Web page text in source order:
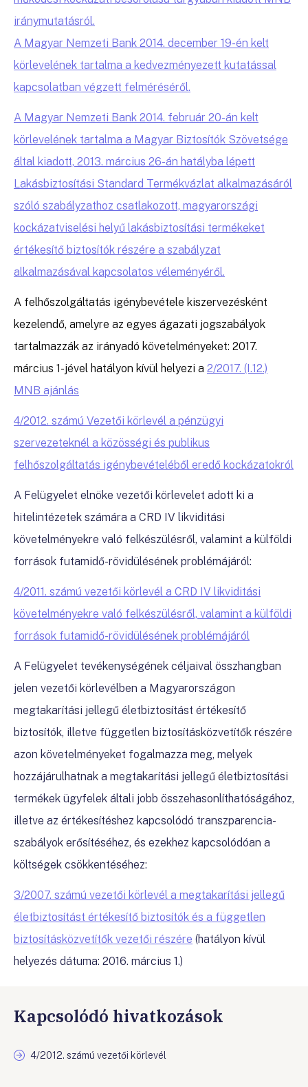
iránymutatásról.
A Magyar Nemzeti Bank 2014. december 19-én kelt
körlevelének tartalma a kedvezményezett kutatással
kapcsolatban végzett felméréséről.
A Magyar Nemzeti Bank 2014. február 20-án kelt
körlevelének tartalma a Magyar Biztosítók Szövetsége
által kiadott, 2013. március 26-án hatályba lépett
Lakásbiztosítási Standard Termékvázlat alkalmazásáról
szóló szabályzathoz csatlakozott, magyarországi
kockázatviselési helyű lakásbiztosítási termékeket
értékesítő biztosítók részére a szabályzat
alkalmazásával kapcsolatos véleményéről.
A felhőszolgáltatás igénybevétele kiszervezésként
kezelendő, amelyre az egyes ágazati jogszabályok
tartalmazzák az irányadó követelményeket: 2017.
március 1-jével hatályon kívül helyezi a 2/2017. (I.12.)
MNB ajánlás
4/2012. számú Vezetői körlevél a pénzügyi
szervezeteknél a közösségi és publikus
felhőszolgáltatás igénybevételéből eredő kockázatokról
A Felügyelet elnöke vezetői körlevelet adott ki a
hitelintézetek számára a CRD IV likviditási
követelményekre való felkészülésről, valamint a külföldi
források futamidő-rövidülésének problémájáról:
4/2011. számú vezetői körlevél a CRD IV likviditási
követelményekre való felkészülésről, valamint a külföldi
források futamidő-rövidülésének problémájáról
A Felügyelet tevékenységének céljaival összhangban
jelen vezetői körlevélben a Magyarországon
megtakarítási jellegű életbiztosítást értékesítő
biztosítók, illetve független biztosításközvetítők részére
azon követelményeket fogalmazza meg, melyek
hozzájárulhatnak a megtakarítási jellegű életbiztosítási
termékek ügyfelek általi jobb összehasonlíthatóságához,
illetve az értékesítéshez kapcsolódó transzparencia-
szabályok erősítéséhez, és ezekhez kapcsolódóan a
költségek csökkentéséhez:
3/2007. számú vezetői körlevél a megtakarítási jellegű
életbiztosítást értékesítő biztosítók és a független
biztosításközvetítők vezetői részére (hatályon kívül
helyezés dátuma: 2016. március 1.)
Kapcsolódó hivatkozások
4/2012. számú vezetői körlevél